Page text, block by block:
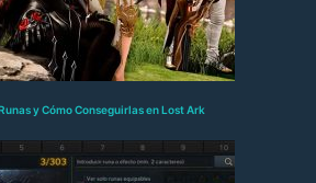
y Cómo Conseguirlas en Lost Ark